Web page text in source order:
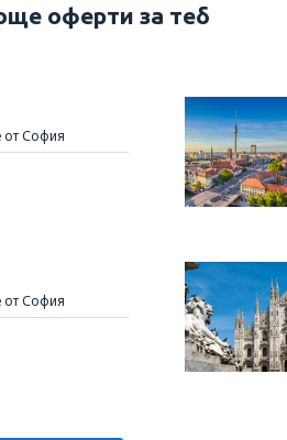
оферти за теб
от София
от София